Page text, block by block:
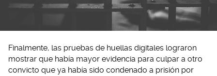
Finalmente, las pruebas de huellas digitales lograron
mostrar que había mayor evidencia para culpar a otro
convicto que ya había sido condenado a prisión por